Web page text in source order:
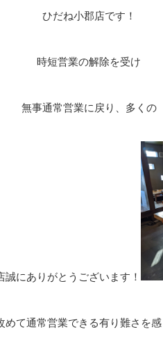
ひだね小郡店です！
時短営業の解除を受け
無事通常営業に戻り、多くの
誠にありがとうございます！
めて通常営業できる有り難さを感